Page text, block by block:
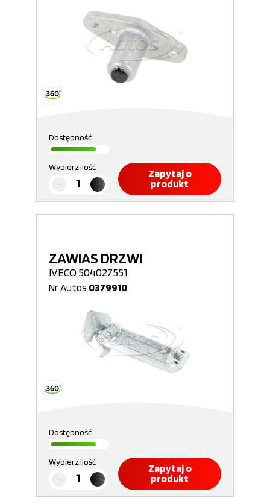
Dostępność
Wybierz ilość
Zapytaj o
produkt
ZAWIAS DRZWI
IVECO 504027551
Nr Autos 0379910
Dostępność
Wybierz ilość
Zapytaj o
produkt